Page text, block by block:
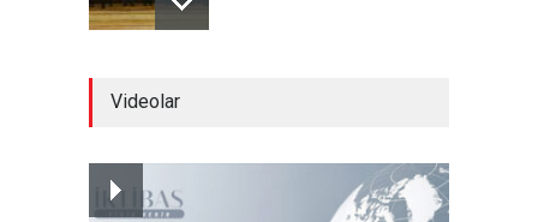
Videolar